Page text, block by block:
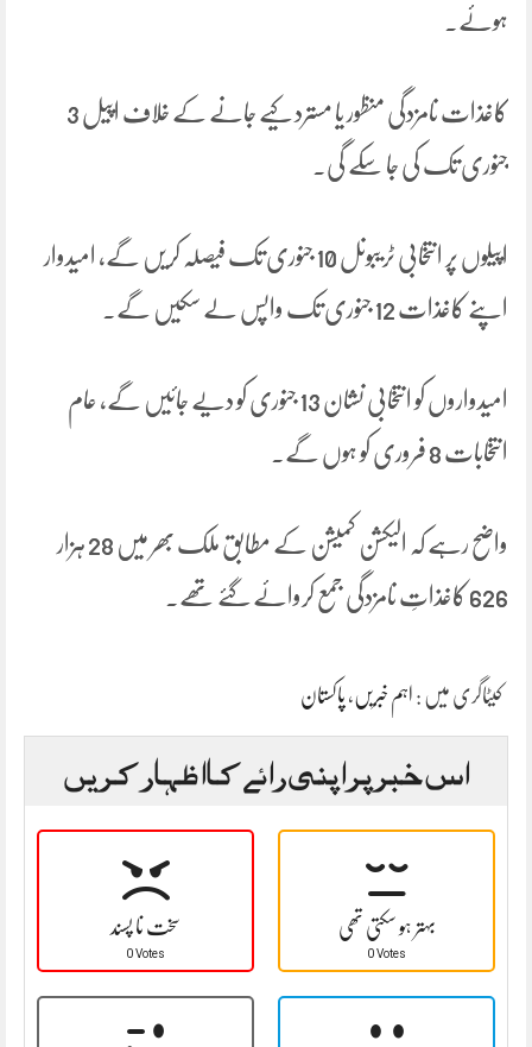
ہوئے۔
کاغذات نامزدگی منظور یا مسترد کیے جانے کے خلاف اپیل 3
جنوری تک کی جا سکے گی۔
اپیلوں پر انتخابی ٹریبونل 10 جنوری تک فیصلہ کریں گے، امیدوار
اپنے کاغذات 12 جنوری تک واپس لے سکیں گے۔
امیدواروں کو انتخابی نشان 13 جنوری کو دیے جائیں گے، عام
انتخابات 8 فروری کو ہوں گے۔
واضح رہے کہ الیکشن کمیشن کے مطابق ملک بھر میں 28 ہزار
626 کاغذاتِ نامزدگی جمع کروائے گئے تھے۔
کیٹاگری میں : اہم خبریں ، پاکستان
اس خبر پر اپنی رائے کا اظہار کریں
سخت نا پسند
0 Votes
بہتر ہو سکتی تھی
0 Votes